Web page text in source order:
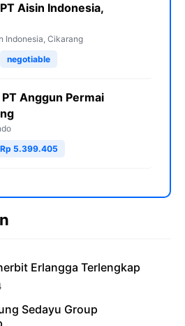
Aisin Indonesia,
Indonesia, Cikarang
negotiable
Anggun Permai
Rp 5.399.405
Erlangga Terlengkap
Sedayu Group